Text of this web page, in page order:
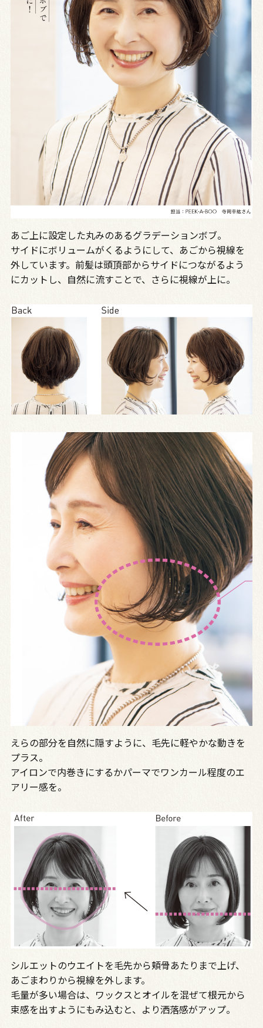
あご上に設定した丸みのあるグラデーションボブ。
サイドにボリュームがくるようにして、あごから視線を
外しています。前髪は頭頂部からサイドにつながるよう
にカットし、自然に流すことで、さらに視線が上に。
えらの部分を自然に隠すように、毛先に軽やかな動きを
プラス。
アイロンで内巻きにするかパーマでワンカール程度のエ
アリー感を。
シルエットのウエイトを毛先から頬骨あたりまで上げ、
あごまわりから視線を外します。
毛量が多い場合は、ワックスとオイルを混ぜて根元から
束感を出すようにもみ込むと、より洒落感がアップ。